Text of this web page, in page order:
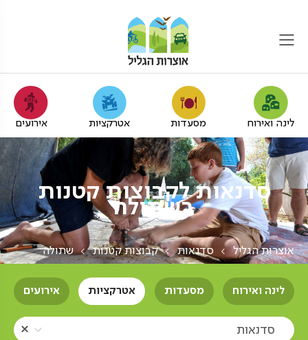
לינה ואירוח מסעדות אטרקציות אירועים
סדנאות לקבוצות קטנות
בשתולה
אוצרות הגליל סדנאות קבוצות קטנות שתולה
לינה ואירוח מסעדות אטרקציות אירועים
סדנאות